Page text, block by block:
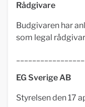
Rådgivare
Budgivaren har
som legal
EG Sverige AB
Styrelsen den 17